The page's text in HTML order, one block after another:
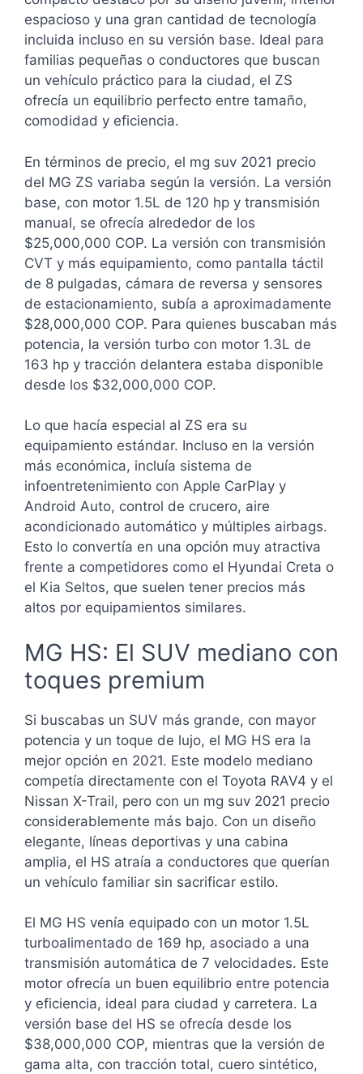
espacioso y una gran cantidad de tecnología
incluida incluso en su versión base. Ideal para
familias pequeñas o conductores que buscan
un vehículo práctico para la ciudad, el ZS
ofrecía un equilibrio perfecto entre tamaño,
comodidad y eficiencia.
En términos de precio, el mg suv 2021 precio
del MG ZS variaba según la versión. La versión
base, con motor 1.5L de 120 hp y transmisión
manual, se ofrecía alrededor de los
$25,000,000 COP. La versión con transmisión
CVT y más equipamiento, como pantalla táctil
de 8 pulgadas, cámara de reversa y sensores
de estacionamiento, subía a aproximadamente
$28,000,000 COP. Para quienes buscaban más
potencia, la versión turbo con motor 1.3L de
163 hp y tracción delantera estaba disponible
desde los $32,000,000 COP.
Lo que hacía especial al ZS era su
equipamiento estándar. Incluso en la versión
más económica, incluía sistema de
infoentretenimiento con Apple CarPlay y
Android Auto, control de crucero, aire
acondicionado automático y múltiples airbags.
Esto lo convertía en una opción muy atractiva
frente a competidores como el Hyundai Creta o
el Kia Seltos, que suelen tener precios más
altos por equipamientos similares.
MG HS: El SUV mediano con
toques premium
Si buscabas un SUV más grande, con mayor
potencia y un toque de lujo, el MG HS era la
mejor opción en 2021. Este modelo mediano
competía directamente con el Toyota RAV4 y el
Nissan X-Trail, pero con un mg suv 2021 precio
considerablemente más bajo. Con un diseño
elegante, líneas deportivas y una cabina
amplia, el HS atraía a conductores que querían
un vehículo familiar sin sacrificar estilo.
El MG HS venía equipado con un motor 1.5L
turboalimentado de 169 hp, asociado a una
transmisión automática de 7 velocidades. Este
motor ofrecía un buen equilibrio entre potencia
y eficiencia, ideal para ciudad y carretera. La
versión base del HS se ofrecía desde los
$38,000,000 COP, mientras que la versión de
gama alta, con tracción total, cuero sintético,